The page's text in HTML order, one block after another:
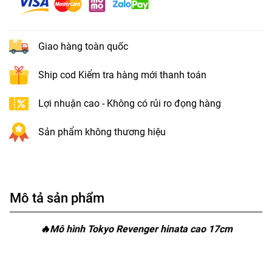
Giao hàng toàn quốc
Ship cod Kiểm tra hàng mới thanh toán
Lợi nhuận cao - Không có rủi ro đọng hàng
Sản phẩm không thương hiệu
Mô tả sản phẩm
🔥Mô hình Tokyo Revenger hinata cao 17cm